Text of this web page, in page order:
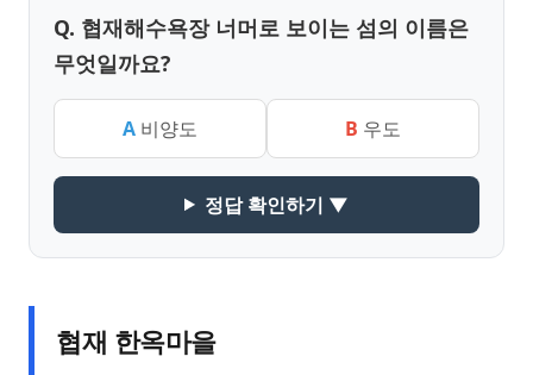
Q. 협재해수욕장 너머로 보이는 섬의 이름은
무엇일까요?
A 비양도 B 우도
정답 확인하기 ▼
협재 한옥마을